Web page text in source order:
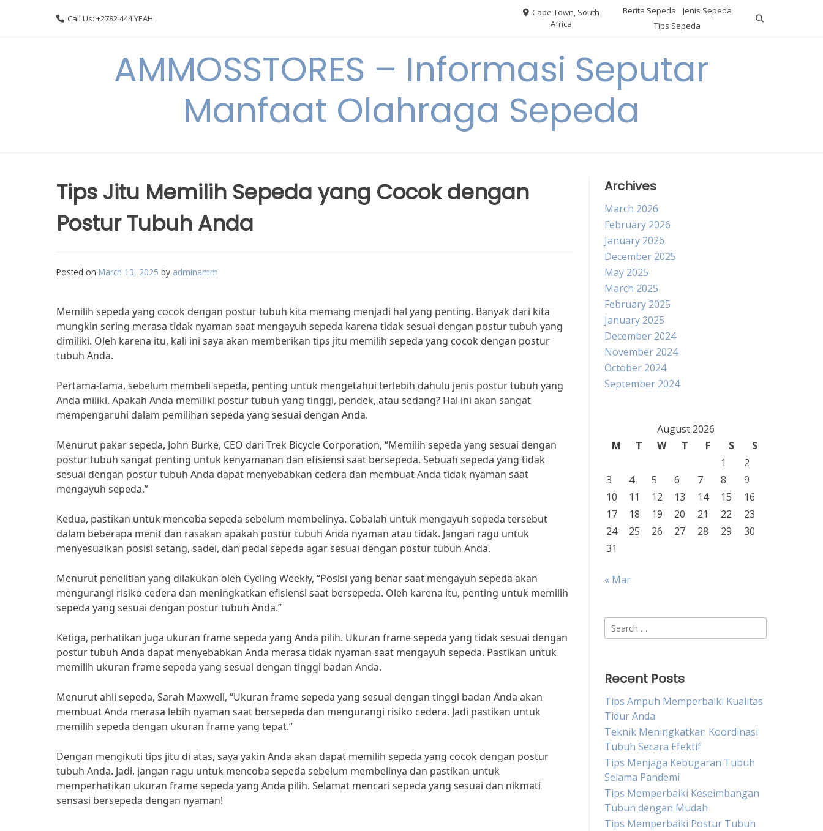
Call Us: +2782 444 YEAH
Cape Town, South
Africa
Berita Sepeda
Jenis Sepeda
Tips Sepeda
AMMOSSTORES – Informasi Seputar
Manfaat Olahraga Sepeda
Tips Jitu Memilih Sepeda yang Cocok dengan
Postur Tubuh Anda
Posted on March 13, 2025 by adminamm
Memilih sepeda yang cocok dengan postur tubuh kita memang menjadi hal yang penting. Banyak dari kita
mungkin sering merasa tidak nyaman saat mengayuh sepeda karena tidak sesuai dengan postur tubuh yang
dimiliki. Oleh karena itu, kali ini saya akan memberikan tips jitu memilih sepeda yang cocok dengan postur
tubuh Anda.
Pertama-tama, sebelum membeli sepeda, penting untuk mengetahui terlebih dahulu jenis postur tubuh yang
Anda miliki. Apakah Anda memiliki postur tubuh yang tinggi, pendek, atau sedang? Hal ini akan sangat
mempengaruhi dalam pemilihan sepeda yang sesuai dengan Anda.
Menurut pakar sepeda, John Burke, CEO dari Trek Bicycle Corporation, “Memilih sepeda yang sesuai dengan
postur tubuh sangat penting untuk kenyamanan dan efisiensi saat bersepeda. Sebuah sepeda yang tidak
sesuai dengan postur tubuh Anda dapat menyebabkan cedera dan membuat Anda tidak nyaman saat
mengayuh sepeda.”
Kedua, pastikan untuk mencoba sepeda sebelum membelinya. Cobalah untuk mengayuh sepeda tersebut
dalam beberapa menit dan rasakan apakah postur tubuh Anda nyaman atau tidak. Jangan ragu untuk
menyesuaikan posisi setang, sadel, dan pedal sepeda agar sesuai dengan postur tubuh Anda.
Menurut penelitian yang dilakukan oleh Cycling Weekly, “Posisi yang benar saat mengayuh sepeda akan
mengurangi risiko cedera dan meningkatkan efisiensi saat bersepeda. Oleh karena itu, penting untuk memilih
sepeda yang sesuai dengan postur tubuh Anda.”
Ketiga, perhatikan juga ukuran frame sepeda yang Anda pilih. Ukuran frame sepeda yang tidak sesuai dengan
postur tubuh Anda dapat menyebabkan Anda merasa tidak nyaman saat mengayuh sepeda. Pastikan untuk
memilih ukuran frame sepeda yang sesuai dengan tinggi badan Anda.
Menurut ahli sepeda, Sarah Maxwell, “Ukuran frame sepeda yang sesuai dengan tinggi badan Anda akan
membuat Anda merasa lebih nyaman saat bersepeda dan mengurangi risiko cedera. Jadi pastikan untuk
memilih sepeda dengan ukuran frame yang tepat.”
Dengan mengikuti tips jitu di atas, saya yakin Anda akan dapat memilih sepeda yang cocok dengan postur
tubuh Anda. Jadi, jangan ragu untuk mencoba sepeda sebelum membelinya dan pastikan untuk
memperhatikan ukuran frame sepeda yang Anda pilih. Selamat mencari sepeda yang sesuai dan nikmati
sensasi bersepeda dengan nyaman!
Archives
March 2026
February 2026
January 2026
December 2025
May 2025
March 2025
February 2025
January 2025
December 2024
November 2024
October 2024
September 2024
August 2026
M
T W T F S
S
1
2
3
4 5 6 7 8
9
10
11 12 13 14 15
16
17
18 19 20 21 22
23
24
25 26 27 28 29
30
31
« Mar
Search
for:
Recent Posts
Tips Ampuh Memperbaiki Kualitas
Tidur Anda
Teknik Meningkatkan Koordinasi
Tubuh Secara Efektif
Tips Menjaga Kebugaran Tubuh
Selama Pandemi
Tips Memperbaiki Keseimbangan
Tubuh dengan Mudah
Tips Memperbaiki Postur Tubuh